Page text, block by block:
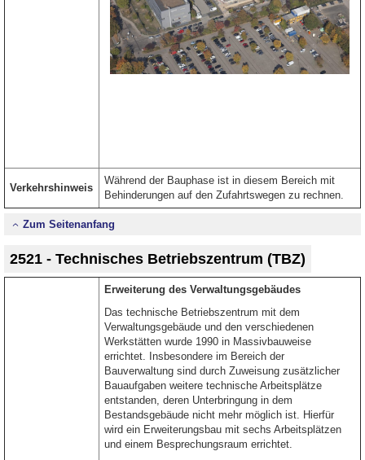
Verkehrshinweis
Während der Bauphase ist in diesem Bereich mit
Behinderungen auf den Zufahrtswegen zu rechnen.
Zum Seitenanfang
2521 - Technisches Betriebszentrum (TBZ)
Erweiterung des Verwaltungsgebäudes
Das technische Betriebszentrum mit dem
Verwaltungsgebäude und den verschiedenen
Werkstätten wurde 1990 in Massivbauweise
errichtet. Insbesondere im Bereich der
Bauverwaltung sind durch Zuweisung zusätzlicher
Bauaufgaben weitere technische Arbeitsplätze
entstanden, deren Unterbringung in dem
Bestandsgebäude nicht mehr möglich ist. Hierfür
wird ein Erweiterungsbau mit sechs Arbeitsplätzen
und einem Besprechungsraum errichtet.